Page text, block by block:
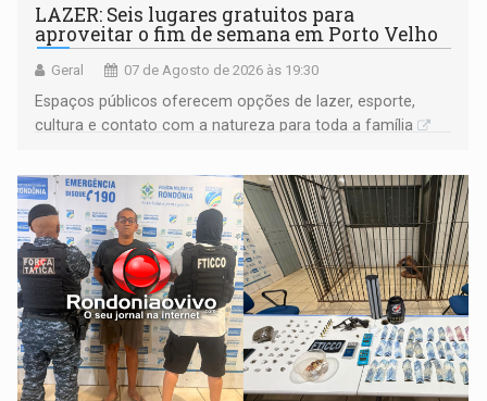
LAZER: Seis lugares gratuitos para
aproveitar o fim de semana em Porto Velho
Geral 07 de Agosto de 2026 às 19:30
Espaços públicos oferecem opções de lazer, esporte,
cultura e contato com a natureza para toda a família